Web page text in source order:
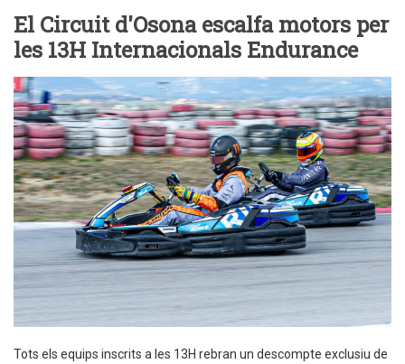
El Circuit d'Osona escalfa motors per
les 13H Internacionals Endurance
Tots els equips inscrits a les 13H rebran un descompte exclusiu de